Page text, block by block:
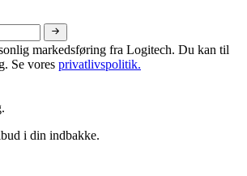
markedsføring fra Logitech. Du kan til
Se vores privatlivspolitik.
i din indbakke.